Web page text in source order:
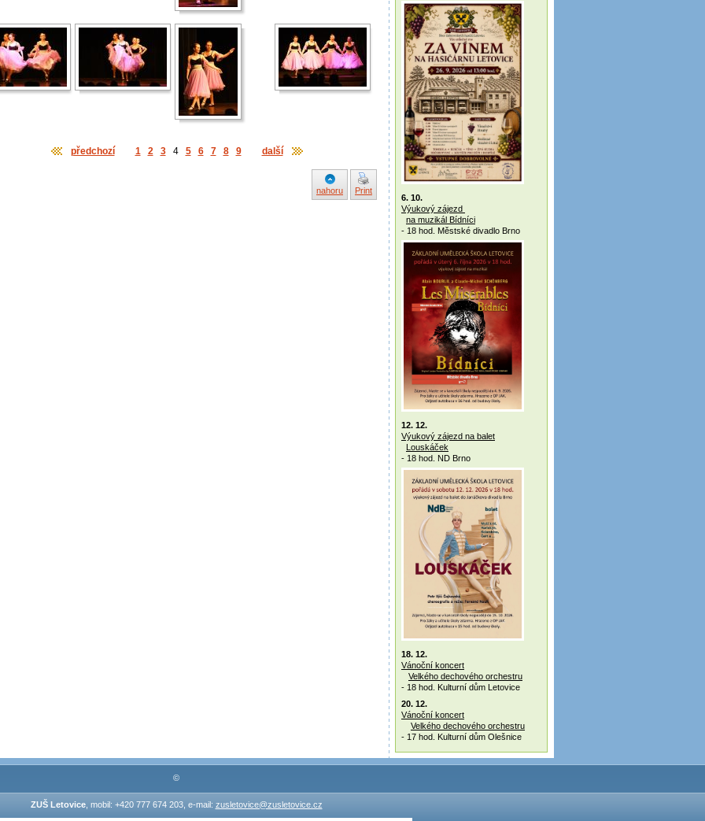
předchozí 1 2 3 4 5 6 7 8 9 další
nahoru Print
6. 10.
Výukový zájezd
na muzikál Bídníci
- 18 hod. Městské divadlo Brno
12. 12.
Výukový zájezd na balet
Louskáček
- 18 hod. ND Brno
18. 12.
Vánoční koncert
Velkého dechového orchestru
- 18 hod. Kulturní dům Letovice
20. 12.
Vánoční koncert
Velkého dechového orchestru
- 17 hod. Kulturní dům Olešnice
©
ZUŠ Letovice, mobil: +420 777 674 203, e-mail: zusletovice@zusletovice.cz